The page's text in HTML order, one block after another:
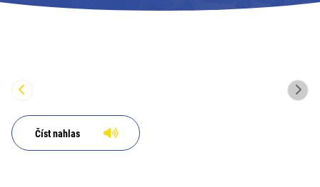
PRO TURISTY
Číst nahlas